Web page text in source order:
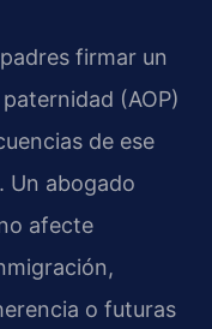
firmar un
(AOP)
de ese
Un abogado
afecte
o futuras